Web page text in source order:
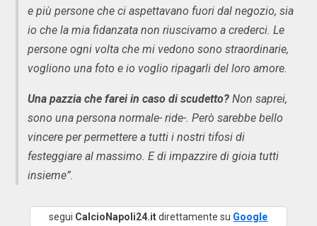
e più persone che ci aspettavano fuori dal negozio, sia
io che la mia fidanzata non riuscivamo a crederci. Le
persone ogni volta che mi vedono sono straordinarie,
vogliono una foto e io voglio ripagarli del loro amore.
Una pazzia che farei in caso di scudetto? Non saprei,
sono una persona normale- ride-. Però sarebbe bello
vincere per permettere a tutti i nostri tifosi di
festeggiare al massimo. E di impazzire di gioia tutti
insieme”.
segui CalcioNapoli24.itdirettamente su Google